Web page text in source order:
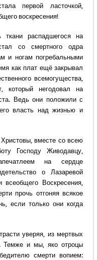
первой ласточкой,
воскресения!
ткани распадшегося на
со смертного одра
и ногам погребальными
как плат ещё закрывал
всемогущества,
который негодовал на
Ведь они положили с
власть над жизнью и
вместе со всею
Господу Живодавцу,
на сердце
о Лазаревой
Воскресения,
прочь отгоняя всякое
если только они когда
уверяя, из мертвых
Темже и мы, яко отроцы
смерти вопием: